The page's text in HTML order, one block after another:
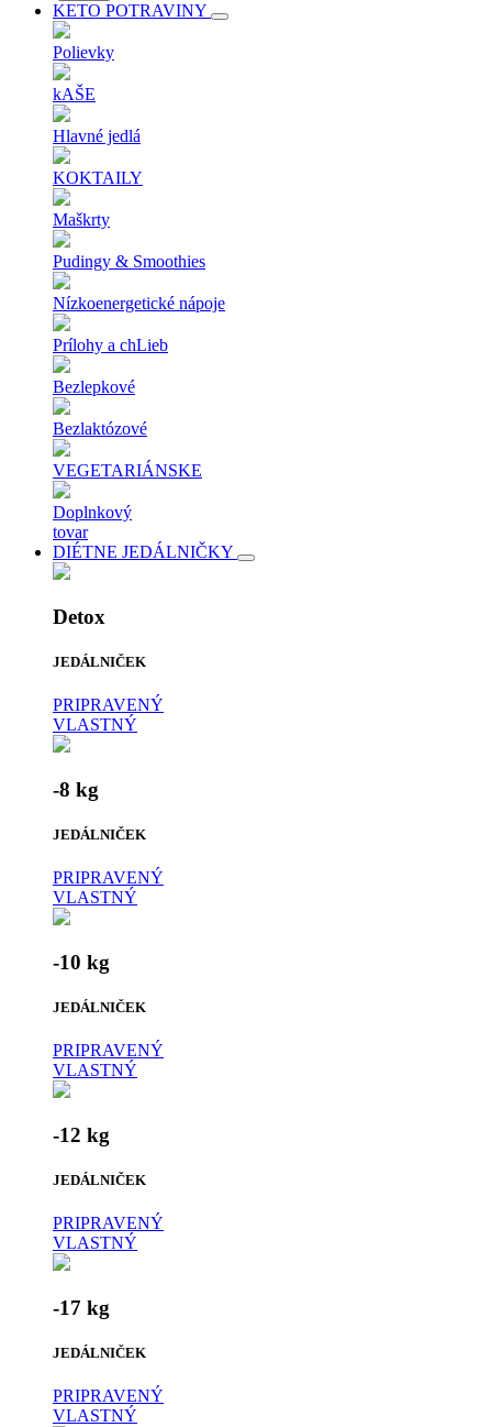
KETO POTRAVINY
Polievky
kAŠE
Hlavné jedlá
KOKTAILY
Maškrty
Pudingy & Smoothies
Nízkoenergetické nápoje
Prílohy a chLieb
Bezlepkové
Bezlaktózové
VEGETARIÁNSKE
Doplnkový
tovar
DIÉTNE JEDÁLNIČKY
Detox
JEDÁLNIČEK
PRIPRAVENÝ
VLASTNÝ
-8 kg
JEDÁLNIČEK
PRIPRAVENÝ
VLASTNÝ
-10 kg
JEDÁLNIČEK
PRIPRAVENÝ
VLASTNÝ
-12 kg
JEDÁLNIČEK
PRIPRAVENÝ
VLASTNÝ
-17 kg
JEDÁLNIČEK
PRIPRAVENÝ
VLASTNÝ